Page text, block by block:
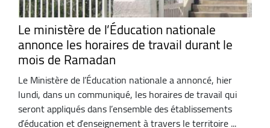
Le ministère de l’Éducation nationale
annonce les horaires de travail durant le
mois de Ramadan
Le Ministère de l’Éducation nationale a annoncé, hier
lundi, dans un communiqué, les horaires de travail qui
seront appliqués dans l’ensemble des établissements
d’éducation et d’enseignement à travers le territoire ...